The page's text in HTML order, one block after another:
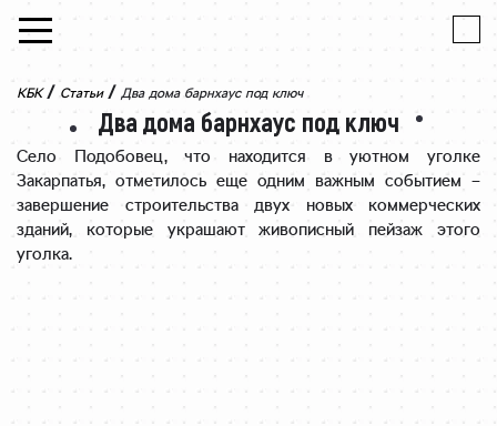
Skip to content
КБК / Статьи / Два дома барнхаус под ключ
Два дома барнхаус под ключ
Село Подобовец, что находится в уютном уголке
Закарпатья, отметилось еще одним важным событием –
завершение строительства двух новых коммерческих
зданий, которые украшают живописный пейзаж этого
уголка.